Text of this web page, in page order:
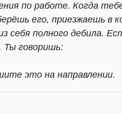
по работе. Когда
его, приезжаешь в
себя полного дебила.
Ты говоришь:
это на направлении.